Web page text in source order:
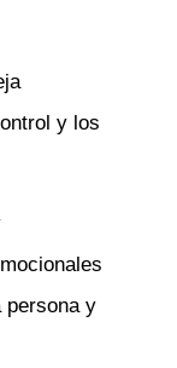
y los
persona y